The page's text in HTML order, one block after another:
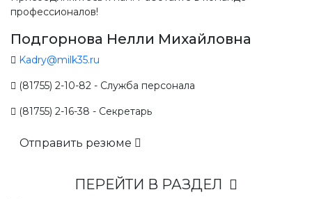
профессионалов!
Подгорнова Нелли Михайловна
Kadry@milk35.ru
(81755) 2-10-82 - Служба персонала
(81755) 2-16-38 - Секретарь
Отправить резюме
ПЕРЕЙТИ В РАЗДЕЛ